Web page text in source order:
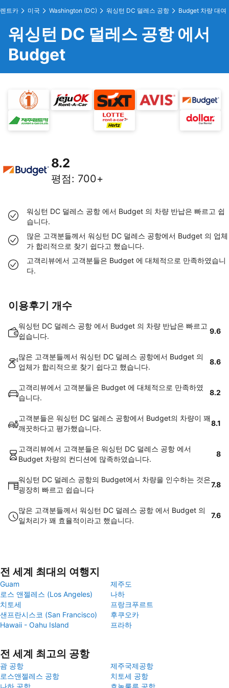
렌트카 미국 Washington (DC) 워싱턴 DC 덜레스 공항 Budget 차량 대여
워싱턴 DC 덜레스 공항 에서
Budget
8.2
평점: 700+
워싱턴 DC 덜레스 공항 에서 Budget 의 차량 반납은 빠르고 쉽
습니다.
많은 고객분들께서 워싱턴 DC 덜레스 공항에서 Budget 의 업체
가 합리적으로 찾기 쉽다고 했습니다.
고객리뷰에서 고객분들은 Budget 에 대체적으로 만족하였습니
다.
이용후기 개수
워싱턴 DC 덜레스 공항 에서 Budget 의 차량 반납은 빠르고
쉽습니다.
9.6
많은 고객분들께서 워싱턴 DC 덜레스 공항에서 Budget 의
업체가 합리적으로 찾기 쉽다고 했습니다.
8.6
고객리뷰에서 고객분들은 Budget 에 대체적으로 만족하였
습니다.
8.2
고객분들은 워싱턴 DC 덜레스 공항에서 Budget의 차량이 꽤
깨끗하다고 평가했습니다.
8.1
고객리뷰에서 고객분들은 워싱턴 DC 덜레스 공항 에서
Budget 차량의 컨디션에 많족하였습니다.
8
워싱턴 DC 덜레스 공항의 Budget에서 차량을 인수하는 것은
굉장히 빠르고 쉽습니다
7.8
많은 고객분들께서 워싱턴 DC 덜레스 공항 에서 Budget 의
일처리가 꽤 효율적이라고 했습니다.
7.6
전 세계 최대의 여행지
Guam
제주도
로스 앤젤레스 (Los Angeles)
나하
치토세
프랑크푸르트
샌프란시스코 (San Francisco)
후쿠오카
Hawaii - Oahu Island
프라하
전 세계 최고의 공항
괌 공항
제주국제공항
로스앤젤레스 공항
치토세 공항
나하 공항
호놀룰루 공항